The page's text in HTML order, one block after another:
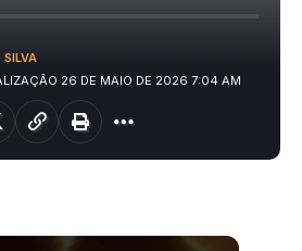
26 DE MAIO DE 2026 7:04 AM
SILVA